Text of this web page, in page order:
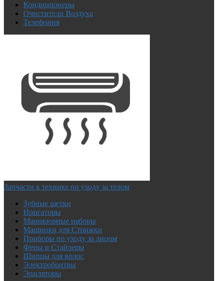
Кондиционеры
Очистители Воздуха
Телефония
Запчасти к технике по уходу за телом
Зубные щетки
Иригаторы
Маникюрные наборы
Машинки для Стрижки
Приборы по уходу за лицом
Фены и Стайлеры
Щипцы для волос
Электробритвы
Эпиляторы